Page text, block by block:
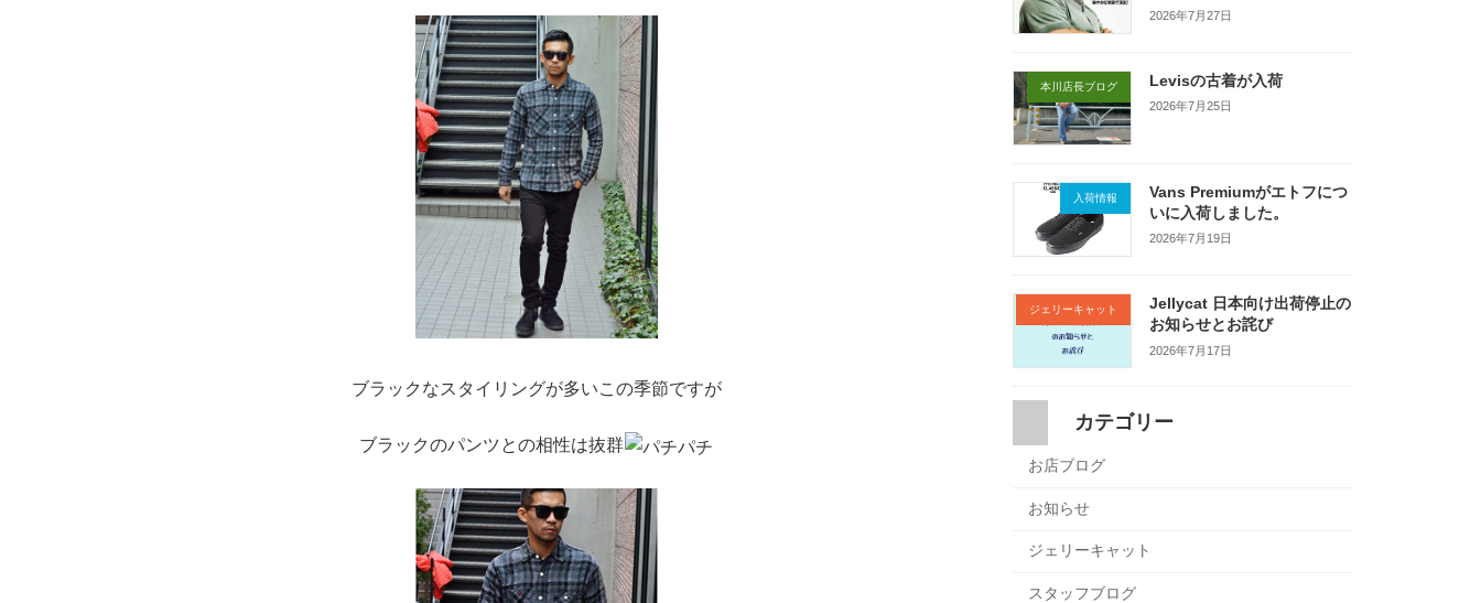
ブラックなスタイリングが多いこの季節ですが
ブラックのパンツとの相性は抜群
2026年7月27日
本川店長ブログ Levisの古着が入荷
2026年7月25日
入荷情報
Vans Premiumがエトフにつ
いに入荷しました。
2026年7月19日
ジェリーキャット
Jellycat 日本向け出荷停止の
お知らせとお詫び
2026年7月17日
カテゴリー
お店ブログ
お知らせ
ジェリーキャット
スタッフブログ